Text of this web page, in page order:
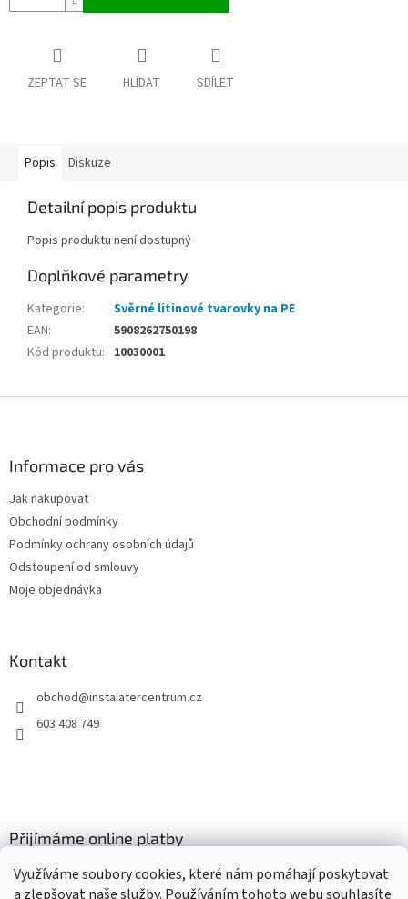
Využíváme soubory cookies, které nám pomáhají poskytovat
a zlepšovat naše služby. Používáním tohoto webu souhlasíte
ZEPTAT SE HLÍDAT SDÍLET
Popis Diskuze
Detailní popis produktu
Popis produktu není dostupný
Doplňkové parametry
Kategorie:
Svěrné litinové tvarovky na PE
EAN:
5908262750198
Kód produktu: 10030001
Informace pro vás
Jak nakupovat
Obchodní podmínky
Podmínky ochrany osobních údajů
Odstoupení od smlouvy
Moje objednávka
Kontakt
obchod@instalatercentrum.cz
603 408 749
Přijímáme online platby